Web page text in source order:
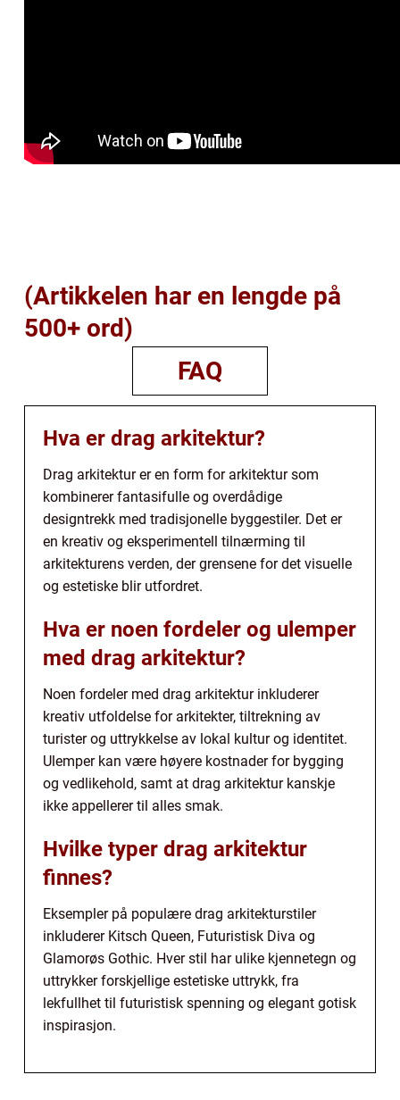
(Artikkelen har en lengde på
500+ ord)
FAQ
Hva er drag arkitektur?
Drag arkitektur er en form for arkitektur som
kombinerer fantasifulle og overdådige
designtrekk med tradisjonelle byggestiler. Det er
en kreativ og eksperimentell tilnærming til
arkitekturens verden, der grensene for det visuelle
og estetiske blir utfordret.
Hva er noen fordeler og ulemper
med drag arkitektur?
Noen fordeler med drag arkitektur inkluderer
kreativ utfoldelse for arkitekter, tiltrekning av
turister og uttrykkelse av lokal kultur og identitet.
Ulemper kan være høyere kostnader for bygging
og vedlikehold, samt at drag arkitektur kanskje
ikke appellerer til alles smak.
Hvilke typer drag arkitektur
finnes?
Eksempler på populære drag arkitekturstiler
inkluderer Kitsch Queen, Futuristisk Diva og
Glamorøs Gothic. Hver stil har ulike kjennetegn og
uttrykker forskjellige estetiske uttrykk, fra
lekfullhet til futuristisk spenning og elegant gotisk
inspirasjon.